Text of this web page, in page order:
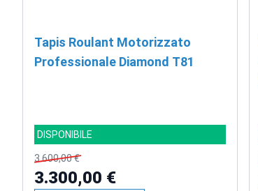
Tapis Roulant Motorizzato
Professionale Diamond T81
DISPONIBILE
3.600,00 €
3.300,00 €